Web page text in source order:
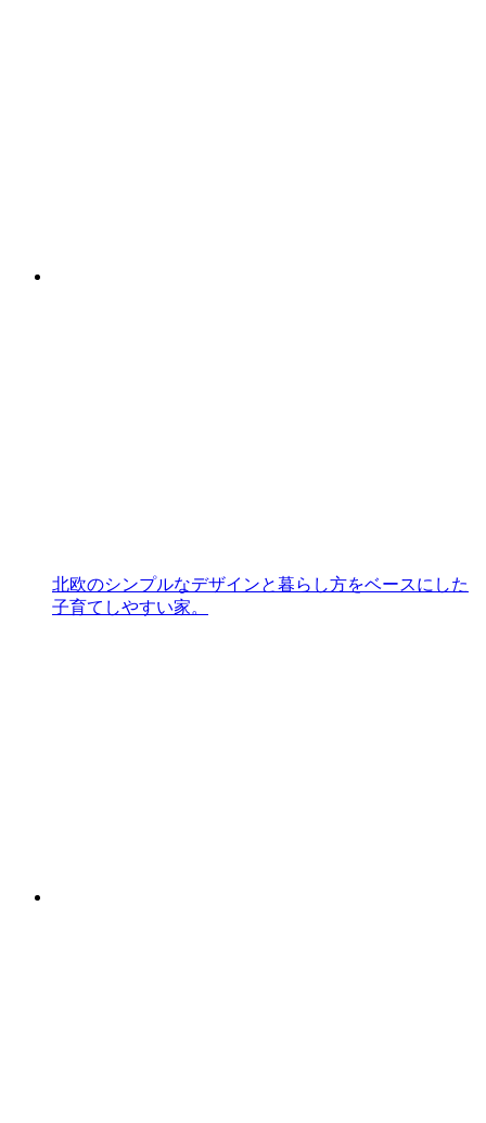
北欧のシンプルなデザインと暮らし方をベースにした
子育てしやすい家。